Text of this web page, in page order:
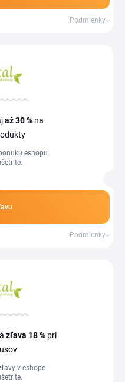
Podmienky
až 30 % na
eshopu
Podmienky
zľava 18 % pri
v eshope